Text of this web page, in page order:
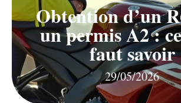
Obtention d’un
un permis A2 :
faut savoir
29/05/2026